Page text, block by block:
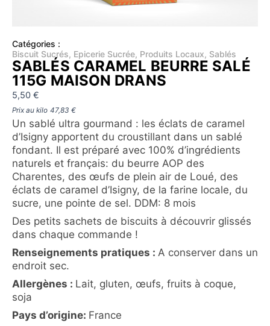
Catégories :
Biscuit Sucrés, Epicerie Sucrée, Produits Locaux, Sablés
SABLÉS CARAMEL BEURRE SALÉ
115G MAISON DRANS
5,50 €
Prix au kilo 47,83 €
Un sablé ultra gourmand : les éclats de caramel
d’Isigny apportent du croustillant dans un sablé
fondant. Il est préparé avec 100% d’ingrédients
naturels et français: du beurre AOP des
Charentes, des œufs de plein air de Loué, des
éclats de caramel d’Isigny, de la farine locale, du
sucre, une pointe de sel. DDM: 8 mois
Des petits sachets de biscuits à découvrir glissés
dans chaque commande !
Renseignements pratiques : A conserver dans un
endroit sec.
Allergènes : Lait, gluten, œufs, fruits à coque,
soja
Pays d’origine: France